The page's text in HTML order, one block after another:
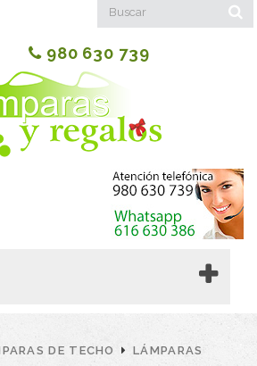
980 630 739
DE TECHO
LÁMPARAS